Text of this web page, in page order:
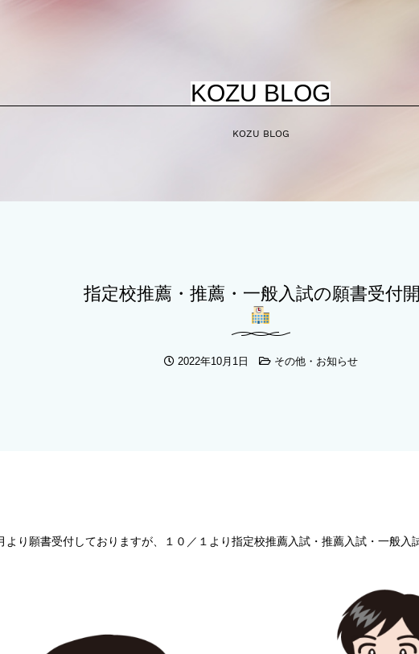
KOZU BLOG
KOZU BLOG
指定校推薦・推薦・一般入試の願書受付
2022年10月1日 その他・お知らせ
より願書受付しておりますが、１０／１より指定校推薦入試・推薦入試・一般入